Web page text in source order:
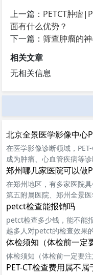
上一篇： PETCT肿瘤
面有什么优势？
下一篇： 筛查肿瘤的
相关文章
无相关信息
北京全景医学影像中心
在医学影像诊断领域，
成为肿瘤、心血管疾病等
为国内知名的医学影像诊
如SIEMENS Biograph
服务。
郑州哪几家医院可以做
在郑州地区，有多家医院
第五附属医院、郑州全景
郑州天佑中西医结合肿瘤
petct检查能报销吗
petct检查多少钱，能不能
越多人对petct的检查效果
注的热门话题。petct在治
查费用也很贵，具体价格
差异
体检须知（体检前一定
体检须知（体检前一定要
PET-CT检查费用属不